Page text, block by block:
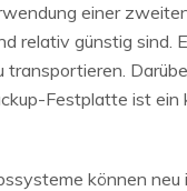
einer
relativ günstig
Festplatte ist ein
können